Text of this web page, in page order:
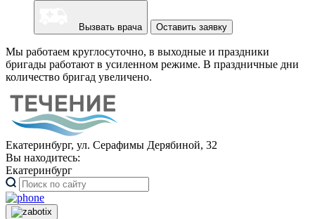
Вызвать врача Оставить заявку
Мы работаем круглосуточно, в выходные и праздники
бригады работают в усиленном режиме. В праздничные дни
количество бригад увеличено.
Екатеринбург, ул. Серафимы Дерябиной, 32
Вы находитесь:
Екатеринбург